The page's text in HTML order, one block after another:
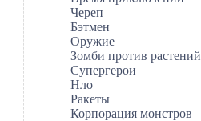
Череп
Бэтмен
Оружие
Зомби против растений
Супергерои
Нло
Ракеты
Корпорация монстров